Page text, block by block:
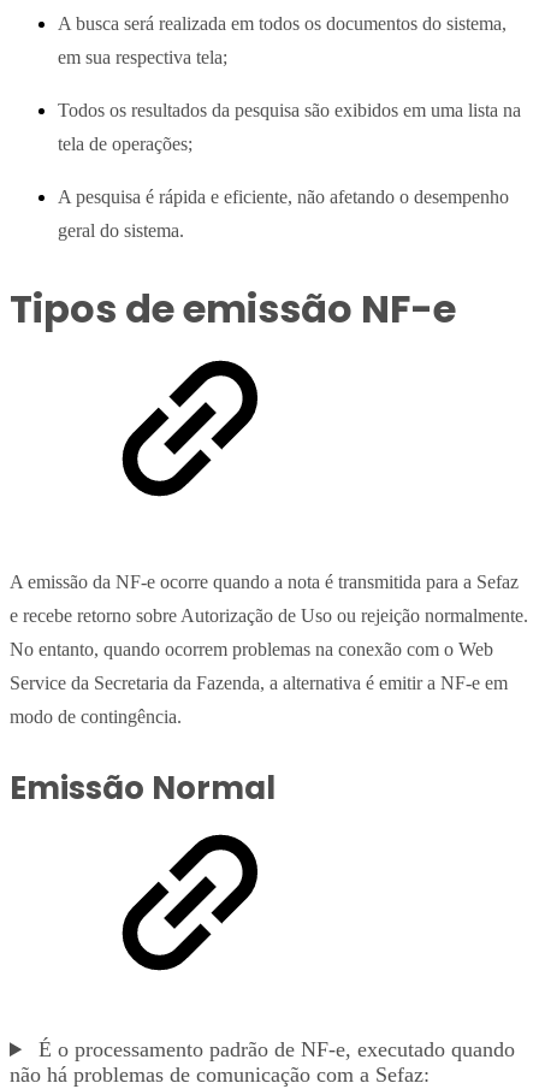
A busca será realizada em todos os documentos do sistema,
em sua respectiva tela;
Todos os resultados da pesquisa são exibidos em uma lista na
tela de operações;
A pesquisa é rápida e eficiente, não afetando o desempenho
geral do sistema.
Tipos de emissão NF-e
A emissão da NF-e ocorre quando a nota é transmitida para a Sefaz
e recebe retorno sobre Autorização de Uso ou rejeição normalmente.
No entanto, quando ocorrem problemas na conexão com o Web
Service da Secretaria da Fazenda, a alternativa é emitir a NF-e em
modo de contingência.
Emissão Normal
É o processamento padrão de NF-e, executado quando
não há problemas de comunicação com a Sefaz: